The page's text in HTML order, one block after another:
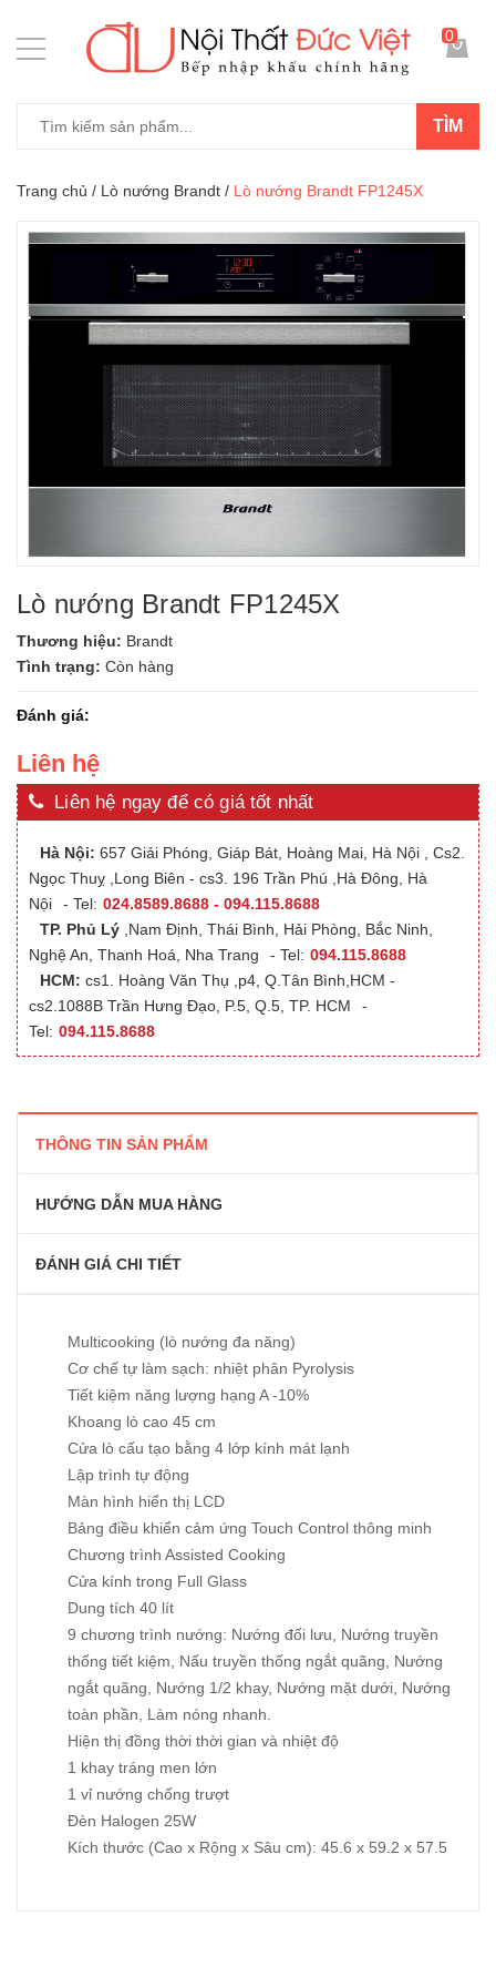
TÌM
0
Trang chủ / Lò nướng Brandt / Lò nướng Brandt FP1245X
Lò nướng Brandt FP1245X
Thương hiệu: Brandt
Tình trạng: Còn hàng
Đánh giá:
Liên hệ
Liên hệ ngay để có giá tốt nhất
Hà Nội: 657 Giải Phóng, Giáp Bát, Hoàng Mai, Hà Nội , Cs2.
Ngọc Thuỵ ,Long Biên - cs3. 196 Trần Phú ,Hà Đông, Hà
Nội
- Tel: 024.8589.8688 - 094.115.8688
TP. Phủ Lý ,Nam Định, Thái Bình, Hải Phòng, Bắc Ninh,
Nghệ An, Thanh Hoá, Nha Trang
- Tel: 094.115.8688
HCM: cs1. Hoàng Văn Thụ ,p4, Q.Tân Bình,HCM -
cs2.1088B Trần Hưng Đạo, P.5, Q.5, TP. HCM
-
Tel: 094.115.8688
THÔNG TIN SẢN PHẨM
HƯỚNG DẪN MUA HÀNG
ĐÁNH GIÁ CHI TIẾT
Multicooking (lò nướng đa năng)
Cơ chế tự làm sạch: nhiệt phân Pyrolysis
Tiết kiệm năng lượng hạng A -10%
Khoang lò cao 45 cm
Cửa lò cấu tạo bằng 4 lớp kính mát lạnh
Lập trình tự động
Màn hình hiển thị LCD
Bảng điều khiển cảm ứng Touch Control thông minh
Chương trình Assisted Cooking
Cửa kính trong Full Glass
Dung tích 40 lít
9 chương trình nướng: Nướng đối lưu, Nướng truyền
thống tiết kiệm, Nấu truyền thống ngắt quãng, Nướng
ngắt quãng, Nướng 1/2 khay, Nướng mặt dưới, Nướng
toàn phần, Làm nóng nhanh.
Hiện thị đồng thời thời gian và nhiệt độ
1 khay tráng men lớn
1 vỉ nướng chống trượt
Ðèn Halogen 25W
Kích thước (Cao x Rộng x Sâu cm): 45.6 x 59.2 x 57.5